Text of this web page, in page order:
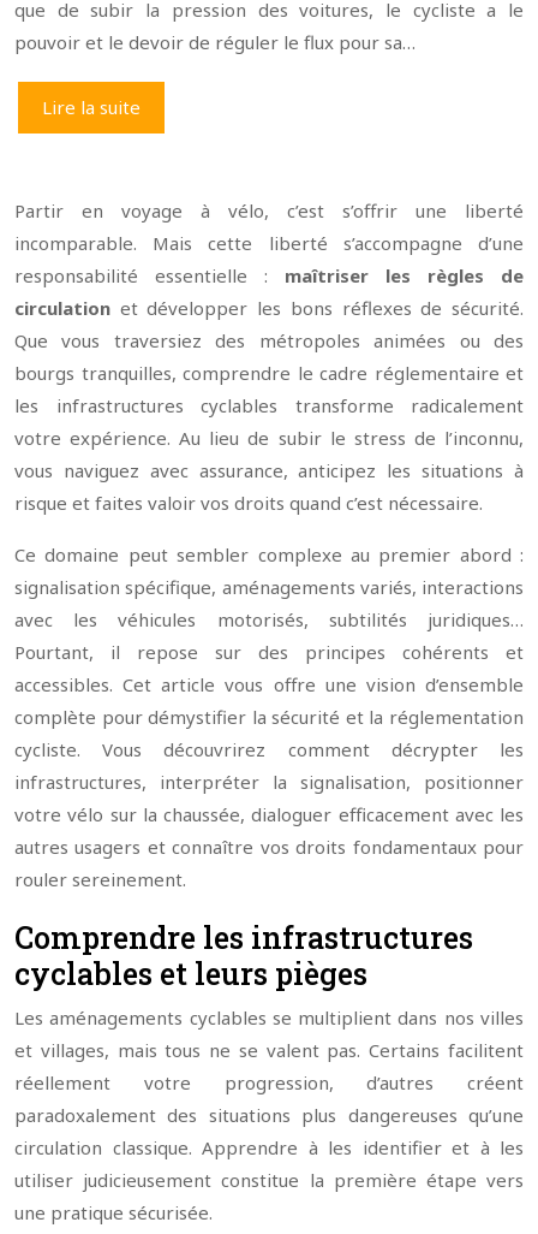
que de subir la pression des voitures, le cycliste a le
pouvoir et le devoir de réguler le flux pour sa…
Lire la suite
Partir en voyage à vélo, c’est s’offrir une liberté
incomparable. Mais cette liberté s’accompagne d’une
responsabilité essentielle : maîtriser les règles de
circulation et développer les bons réflexes de sécurité.
Que vous traversiez des métropoles animées ou des
bourgs tranquilles, comprendre le cadre réglementaire et
les infrastructures cyclables transforme radicalement
votre expérience. Au lieu de subir le stress de l’inconnu,
vous naviguez avec assurance, anticipez les situations à
risque et faites valoir vos droits quand c’est nécessaire.
Ce domaine peut sembler complexe au premier abord :
signalisation spécifique, aménagements variés, interactions
avec les véhicules motorisés, subtilités juridiques…
Pourtant, il repose sur des principes cohérents et
accessibles. Cet article vous offre une vision d’ensemble
complète pour démystifier la sécurité et la réglementation
cycliste. Vous découvrirez comment décrypter les
infrastructures, interpréter la signalisation, positionner
votre vélo sur la chaussée, dialoguer efficacement avec les
autres usagers et connaître vos droits fondamentaux pour
rouler sereinement.
Comprendre les infrastructures
cyclables et leurs pièges
Les aménagements cyclables se multiplient dans nos villes
et villages, mais tous ne se valent pas. Certains facilitent
réellement votre progression, d’autres créent
paradoxalement des situations plus dangereuses qu’une
circulation classique. Apprendre à les identifier et à les
utiliser judicieusement constitue la première étape vers
une pratique sécurisée.